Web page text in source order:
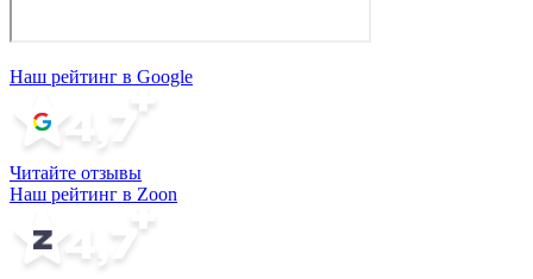
Наш рейтинг в Google
Читайте отзывы
Наш рейтинг в Zoon